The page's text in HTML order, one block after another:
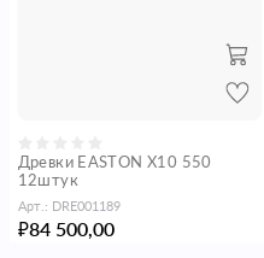
Древки EASTON X10 550
12штук
Арт.: DRE001189
₽84 500,00